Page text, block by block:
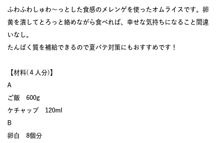
ふわふわしゅわ〜っとした食感のメレンゲを使ったオムライスです。卵
黄を潰してとろっと絡めながら食べれば、幸せな気持ちになること間違
いなし。
たんぱく質を補給できるので夏バテ対策にもおすすめです！
【材料(４人分)】
A
ご飯 600g
ケチャップ 120ml
B
卵白 8個分